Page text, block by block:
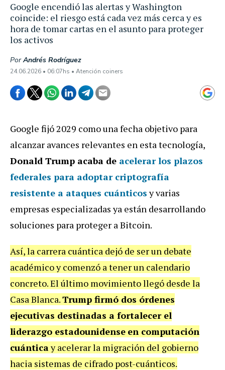
Google encendió las alertas y Washington
coincide: el riesgo está cada vez más cerca y es
hora de tomar cartas en el asunto para proteger
los activos
PorAndrés Rodríguez
24.06.2026 • 06:07hs • Atención coiners
Google fijó 2029 como una fecha objetivo para
alcanzar avances relevantes en esta tecnología,
Donald Trump acaba de acelerar los plazos
federales para adoptar criptografía
resistente a ataques cuánticosy varias
empresas especializadas ya están desarrollando
soluciones para proteger a Bitcoin.
Así, la carrera cuántica dejó de ser un debate
académico y comenzó a tener un calendario
concreto. El último movimiento llegó desde la
Casa Blanca.Trump firmó dos órdenes
ejecutivas destinadas a fortalecer el
liderazgo estadounidense en computación
cuánticay acelerar la migración del gobierno
hacia sistemas de cifrado post-cuánticos.